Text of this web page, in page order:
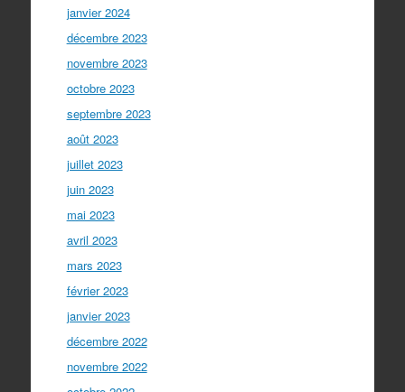
janvier 2024
décembre 2023
novembre 2023
octobre 2023
septembre 2023
août 2023
juillet 2023
juin 2023
mai 2023
avril 2023
mars 2023
février 2023
janvier 2023
décembre 2022
novembre 2022